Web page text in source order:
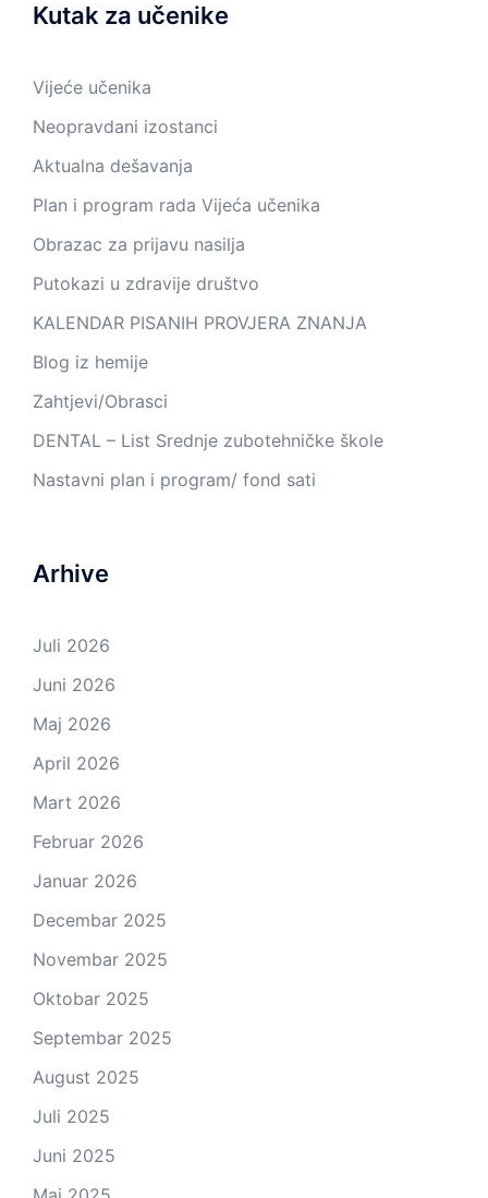
Kutak za učenike
Vijeće učenika
Neopravdani izostanci
Aktualna dešavanja
Plan i program rada Vijeća učenika
Obrazac za prijavu nasilja
Putokazi u zdravije društvo
KALENDAR PISANIH PROVJERA ZNANJA
Blog iz hemije
Zahtjevi/Obrasci
DENTAL – List Srednje zubotehničke škole
Nastavni plan i program/ fond sati
Arhive
Juli 2026
Juni 2026
Maj 2026
April 2026
Mart 2026
Februar 2026
Januar 2026
Decembar 2025
Novembar 2025
Oktobar 2025
Septembar 2025
August 2025
Juli 2025
Juni 2025